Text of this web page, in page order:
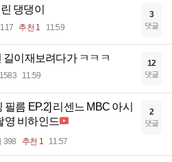
댕댕이
추천 1 11:59
3
댓글
길이재보려다가 ㅋㅋㅋ
11:59
12
댓글
필름 EP.2] 리센느 MBC 아시
영 비하인드
398 추천 1 11:57
2
댓글